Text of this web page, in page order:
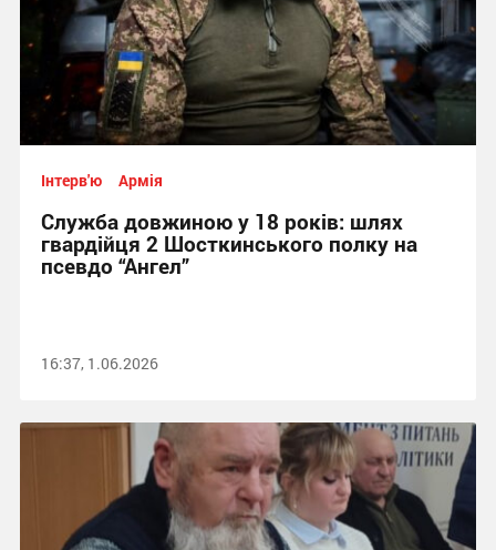
Інтерв'ю Армія
Служба довжиною у 18 років: шлях
гвардійця 2 Шосткинського полку на
псевдо “Ангел”
16:37, 1.06.2026